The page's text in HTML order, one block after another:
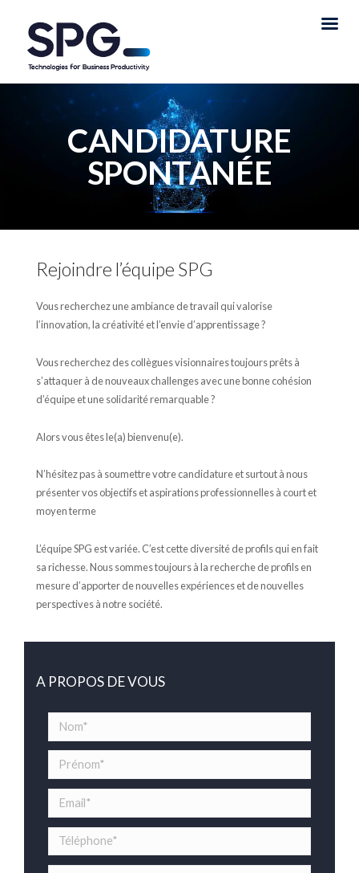
CANDIDATURE
SPONTANÉE
Rejoindre l’équipe SPG
Vous recherchez une ambiance de travail qui valorise
l’innovation, la créativité et l’envie d’apprentissage ?
Vous recherchez des collègues visionnaires toujours prêts à
s’attaquer à de nouveaux challenges avec une bonne cohésion
d’équipe et une solidarité remarquable ?
Alors vous êtes le(a) bienvenu(e).
N’hésitez pas à soumettre votre candidature et surtout à nous
présenter vos objectifs et aspirations professionnelles à court et
moyen terme
L’équipe SPG est variée. C’est cette diversité de profils qui en fait
sa richesse. Nous sommes toujours à la recherche de profils en
mesure d’apporter de nouvelles expériences et de nouvelles
perspectives à notre société.
A PROPOS DE VOUS